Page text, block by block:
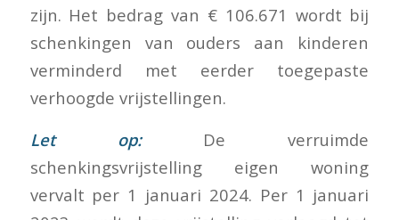
zijn. Het bedrag van € 106.671 wordt bij
schenkingen van ouders aan kinderen
verminderd met eerder toegepaste
verhoogde vrijstellingen.
Let op: De verruimde
schenkingsvrijstelling eigen woning
vervalt per 1 januari 2024. Per 1 januari